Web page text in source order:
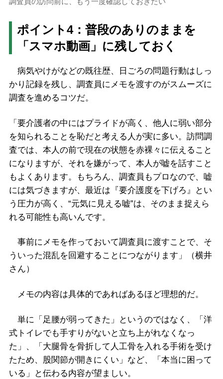
ポイント4：普段のありのままを
「スマホ動画」に残しておく
病気やけがなどの既往歴、日ごろの問題行動はしっ
かり記録を残し、調査員にメモを渡すのがスムーズに
調査を進めるコツだ。
「要介護者の中にはプライドが高く、他人に弱い部分
を知られることを恥だと考える人が実に多い。訪問調
査では、本人の前で現在の状態を赤裸々に伝えること
になりますが、それを嫌がって、本人が嘘を話すこと
もよくあります。もちろん、調査員もプロなので、嘘
には気づきますが、最近は『要介護度を下げろ』とい
う圧力が高く、“元気に見える嘘”は、そのまま捉えら
れる可能性も高いんです。
事前にメモを作っておいて調査員に渡すことで、そ
ういった混乱を回避することにつながります」（横井
さん）
メモの内容は具体的であればあるほど理想的だ。
単に「足腰が弱ってきた」というのではなく、「洋
式トイレでも手すりがないと立ち上がれなくなっ
た」、「大腿骨を骨折して人工骨を入れる手術を受け
たため、股関節が開きにくい」など、「本当に困って
いる」と伝わる内容が望ましい。